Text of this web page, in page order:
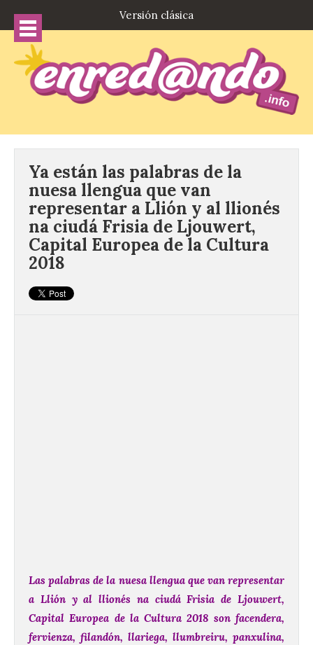
Versión clásica
Ya están las palabras de la
nuesa llengua que van
representar a Llión y al llionés
na ciudá Frisia de Ljouwert,
Capital Europea de la Cultura
2018
Las palabras de la nuesa llengua que van representar
a Llión y al llionés na ciudá Frisia de Ljouwert,
Capital Europea de la Cultura 2018 son facendera,
fervienza, filandón, llariega, llumbreiru, panxulina,